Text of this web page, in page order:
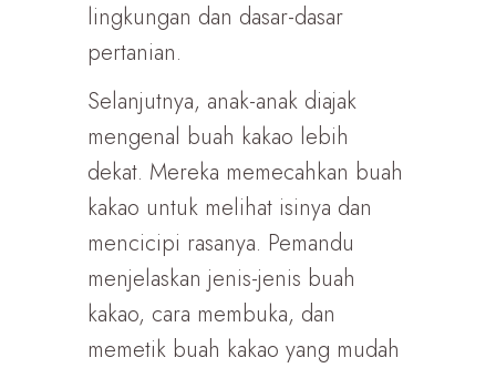
lingkungan dan dasar-dasar
pertanian.
Selanjutnya, anak-anak diajak
mengenal buah kakao lebih
dekat. Mereka memecahkan buah
kakao untuk melihat isinya dan
mencicipi rasanya. Pemandu
menjelaskan jenis-jenis buah
kakao, cara membuka, dan
memetik buah kakao yang mudah